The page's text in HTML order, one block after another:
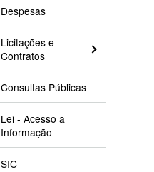
Despesas
Licitações e
Contratos
Consultas Públicas
Lei - Acesso a
Informação
SIC